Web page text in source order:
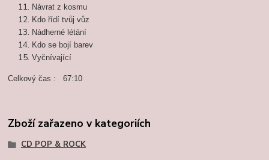
Návrat z kosmu
Kdo řídí tvůj vůz
Nádherné létání
Kdo se bojí barev
Vyčnívající
Celkový čas : 67:10
Zboží zařazeno v kategoriích
CD POP & ROCK